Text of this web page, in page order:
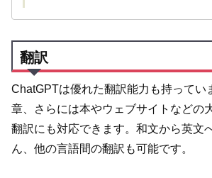
翻訳
ChatGPTは優れた翻訳能力も持ってい
章、さらには本やウェブサイトなどの
翻訳にも対応できます。和文から英文
ん、他の言語間の翻訳も可能です。